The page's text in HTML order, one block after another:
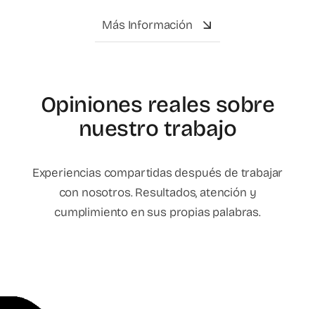
Más Información
Opiniones reales sobre
nuestro trabajo
Experiencias compartidas después de trabajar
con nosotros. Resultados, atención y
cumplimiento en sus propias palabras.